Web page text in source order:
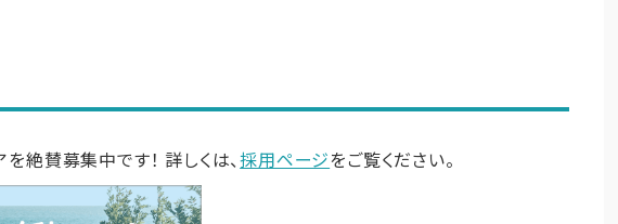
絶賛募集中です！ 詳しくは、採用ページをご覧ください。